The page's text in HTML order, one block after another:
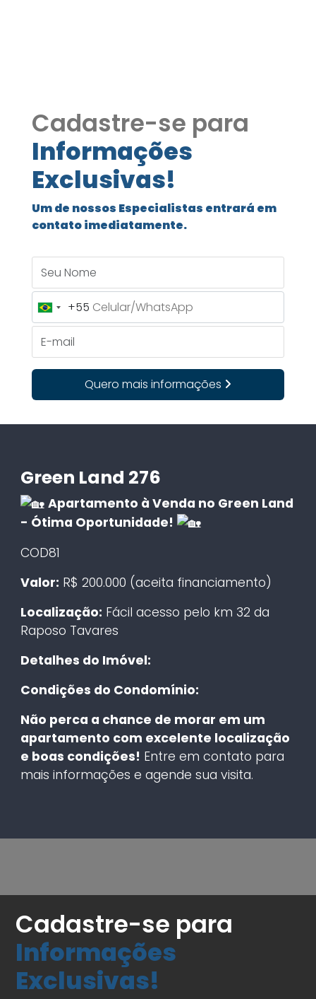
Cadastre-se para
Informações
Exclusivas!
Um de nossos Especialistas entrará em
contato imediatamente.
Brazil
+55
+55
Quero mais informações
Green Land 276
Apartamento à Venda no Green Land
- Ótima Oportunidade!
COD81
Valor: R$ 200.000 (aceita financiamento)
Localização: Fácil acesso pelo km 32 da
Raposo Tavares
Detalhes do Imóvel:
Condições do Condomínio:
Não perca a chance de morar em um
apartamento com excelente localização
e boas condições! Entre em contato para
mais informações e agende sua visita.
Cadastre-se para
Informações
Exclusivas!